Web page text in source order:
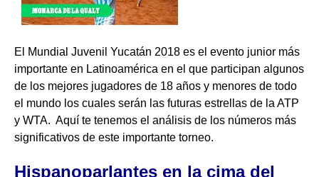
El Mundial Juvenil Yucatán 2018 es el evento junior más
importante en Latinoamérica en el que participan algunos
de los mejores jugadores de 18 años y menores de todo
el mundo los cuales serán las futuras estrellas de la ATP
y WTA. Aquí te tenemos el análisis de los números más
significativos de este importante torneo.
Hispanoparlantes en la cima del